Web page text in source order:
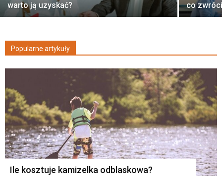
warto ją uzyskać?
co
Popularne artykuły
Ile kosztuje kamizelka odblaskowa?